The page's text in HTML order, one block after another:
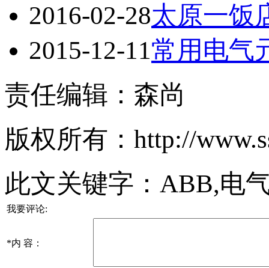
2016-02-28太原一饭
2015-12-11常用电气
责任编辑：森尚
版权所有：http://
此文关键字： ABB,电
我要评论:
*内 容：